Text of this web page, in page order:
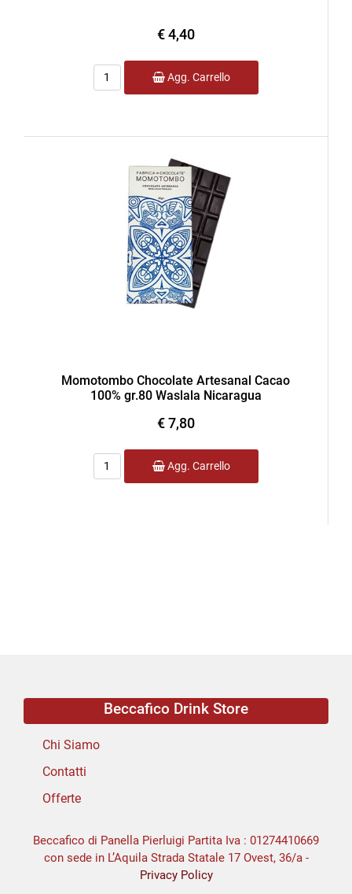
€ 4,40
Quantità
Agg. Carrello
Momotombo Chocolate Artesanal Cacao
100% gr.80 Waslala Nicaragua
€ 7,80
Quantità
Agg. Carrello
Beccafico Drink Store
Chi Siamo
Contatti
Offerte
Beccafico di Panella Pierluigi Partita Iva : 01274410669
con sede in L’Aquila Strada Statale 17 Ovest, 36/a -
Privacy Policy